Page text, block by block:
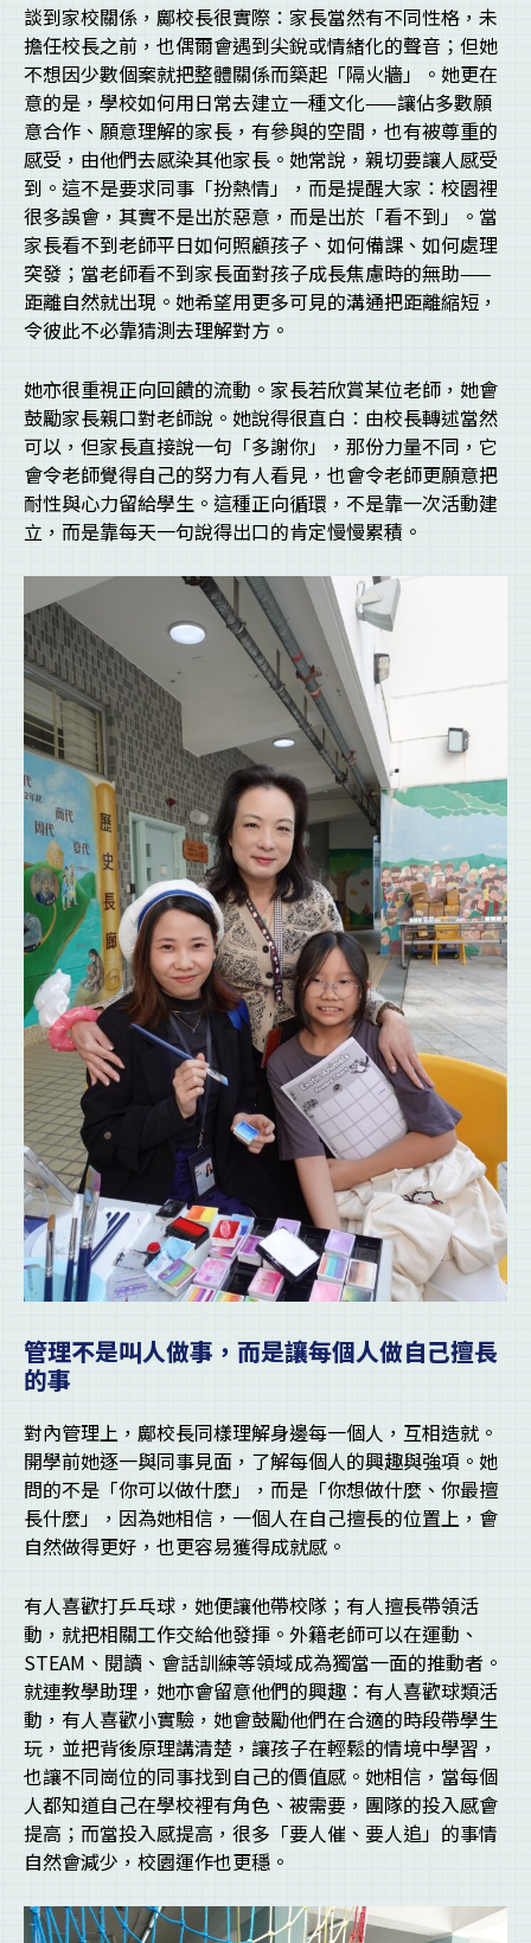
談到家校關係，鄺校長很實際：家長當然有不同性格，未
擔任校長之前，也偶爾會遇到尖銳或情緒化的聲音；但她
不想因少數個案就把整體關係而築起「隔火牆」。她更在
意的是，學校如何用日常去建立一種文化——讓佔多數願
意合作、願意理解的家長，有參與的空間，也有被尊重的
感受，由他們去感染其他家長。她常說，親切要讓人感受
到。這不是要求同事「扮熱情」，而是提醒大家：校園裡
很多誤會，其實不是出於惡意，而是出於「看不到」。當
家長看不到老師平日如何照顧孩子、如何備課、如何處理
突發；當老師看不到家長面對孩子成長焦慮時的無助——
距離自然就出現。她希望用更多可見的溝通把距離縮短，
令彼此不必靠猜測去理解對方。
她亦很重視正向回饋的流動。家長若欣賞某位老師，她會
鼓勵家長親口對老師說。她說得很直白：由校長轉述當然
可以，但家長直接說一句「多謝你」，那份力量不同，它
會令老師覺得自己的努力有人看見，也會令老師更願意把
耐性與心力留給學生。這種正向循環，不是靠一次活動建
立，而是靠每天一句說得出口的肯定慢慢累積。
管理不是叫人做事，而是讓每個人做自己擅長
的事
對內管理上，鄺校長同樣理解身邊每一個人，互相造就。
開學前她逐一與同事見面，了解每個人的興趣與強項。她
問的不是「你可以做什麼」，而是「你想做什麼、你最擅
長什麼」，因為她相信，一個人在自己擅長的位置上，會
自然做得更好，也更容易獲得成就感。
有人喜歡打乒乓球，她便讓他帶校隊；有人擅長帶領活
動，就把相關工作交給他發揮。外籍老師可以在運動、
STEAM、閱讀、會話訓練等領域成為獨當一面的推動者。
就連教學助理，她亦會留意他們的興趣：有人喜歡球類活
動，有人喜歡小實驗，她會鼓勵他們在合適的時段帶學生
玩，並把背後原理講清楚，讓孩子在輕鬆的情境中學習，
也讓不同崗位的同事找到自己的價值感。她相信，當每個
人都知道自己在學校裡有角色、被需要，團隊的投入感會
提高；而當投入感提高，很多「要人催、要人追」的事情
自然會減少，校園運作也更穩。